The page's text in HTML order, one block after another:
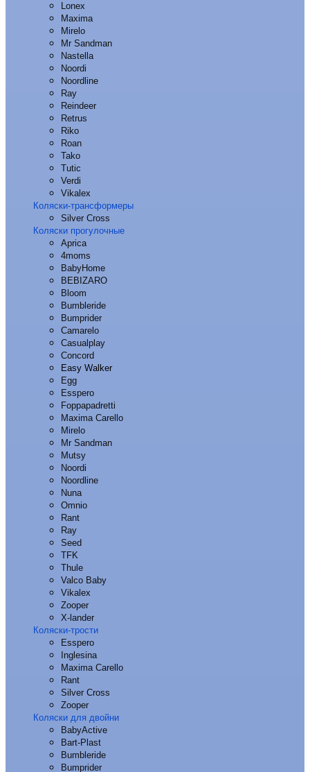
Lonex
Maxima
Mirelo
Mr Sandman
Nastella
Noordi
Noordline
Ray
Reindeer
Retrus
Riko
Roan
Tako
Tutic
Verdi
Vikalex
Коляски-трансформеры
Silver Cross
Коляски прогулочные
Aprica
4moms
BabyHome
BEBIZARO
Bloom
Bumbleride
Bumprider
Camarelo
Casualplay
Concord
Easy Walker
Egg
Esspero
Foppapadretti
Maxima Carello
Mirelo
Mr Sandman
Mutsy
Noordi
Noordline
Nuna
Omnio
Rant
Ray
Seed
TFK
Thule
Valco Baby
Vikalex
Zooper
X-lander
Коляски-трости
Esspero
Inglesina
Maxima Carello
Rant
Silver Cross
Zooper
Коляски для двойни
BabyActive
Bart-Plast
Bumbleride
Bumprider